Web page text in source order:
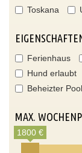
Toskana
Ferienhaus
Hund erlaubt
Beheizter Pool
MAX.
1800 €